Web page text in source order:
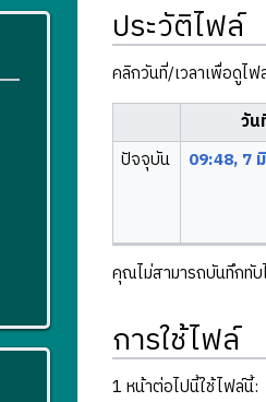
ประวัติไฟล์
คลิกวันที่/เวลาเพื่อดูไ
วัน
ปัจจุบัน
09:48, 7
คุณไม่สามารถบันทึกทั
การใช้ไฟล์
1 หน้าต่อไปนี้ใช้ไฟล์นี้: